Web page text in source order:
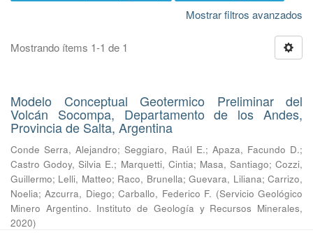
Mostrar filtros avanzados
Mostrando ítems 1-1 de 1
Modelo Conceptual Geotermico Preliminar del
Volcán Socompa, Departamento de los Andes,
Provincia de Salta, Argentina
Conde Serra, Alejandro;Seggiaro, Raúl E.; Apaza, Facundo D.;
Castro Godoy, Silvia E.; Marquetti, Cintia; Masa, Santiago; Cozzi,
Guillermo; Lelli, Matteo; Raco, Brunella;Guevara, Liliana;Carrizo,
Noelia;Azcurra, Diego;Carballo, Federico F. (Servicio Geológico
Minero Argentino. Instituto de Geología y Recursos Minerales,
2020)